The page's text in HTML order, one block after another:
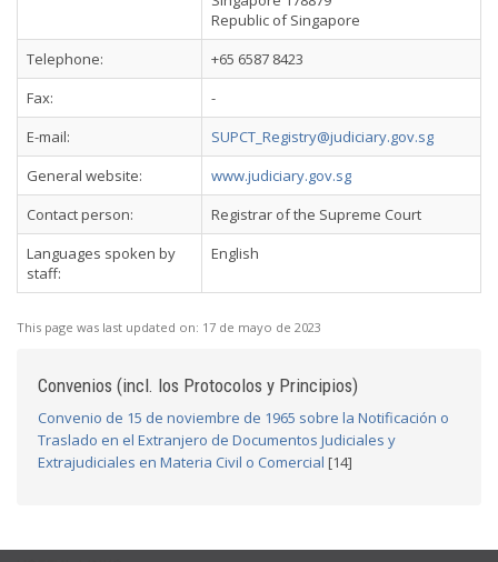
Republic of Singapore
Telephone:
+65 6587 8423
Fax:
-
E-mail:
SUPCT_Registry@judiciary.gov.sg
General website:
www.judiciary.gov.sg
Contact person:
Registrar of the Supreme Court
Languages spoken by
staff:
English
This page was last updated on: 17 de mayo de 2023
Convenios (incl. los Protocolos y Principios)
Convenio de 15 de noviembre de 1965 sobre la Notificación o
Traslado en el Extranjero de Documentos Judiciales y
Extrajudiciales en Materia Civil o Comercial [14]